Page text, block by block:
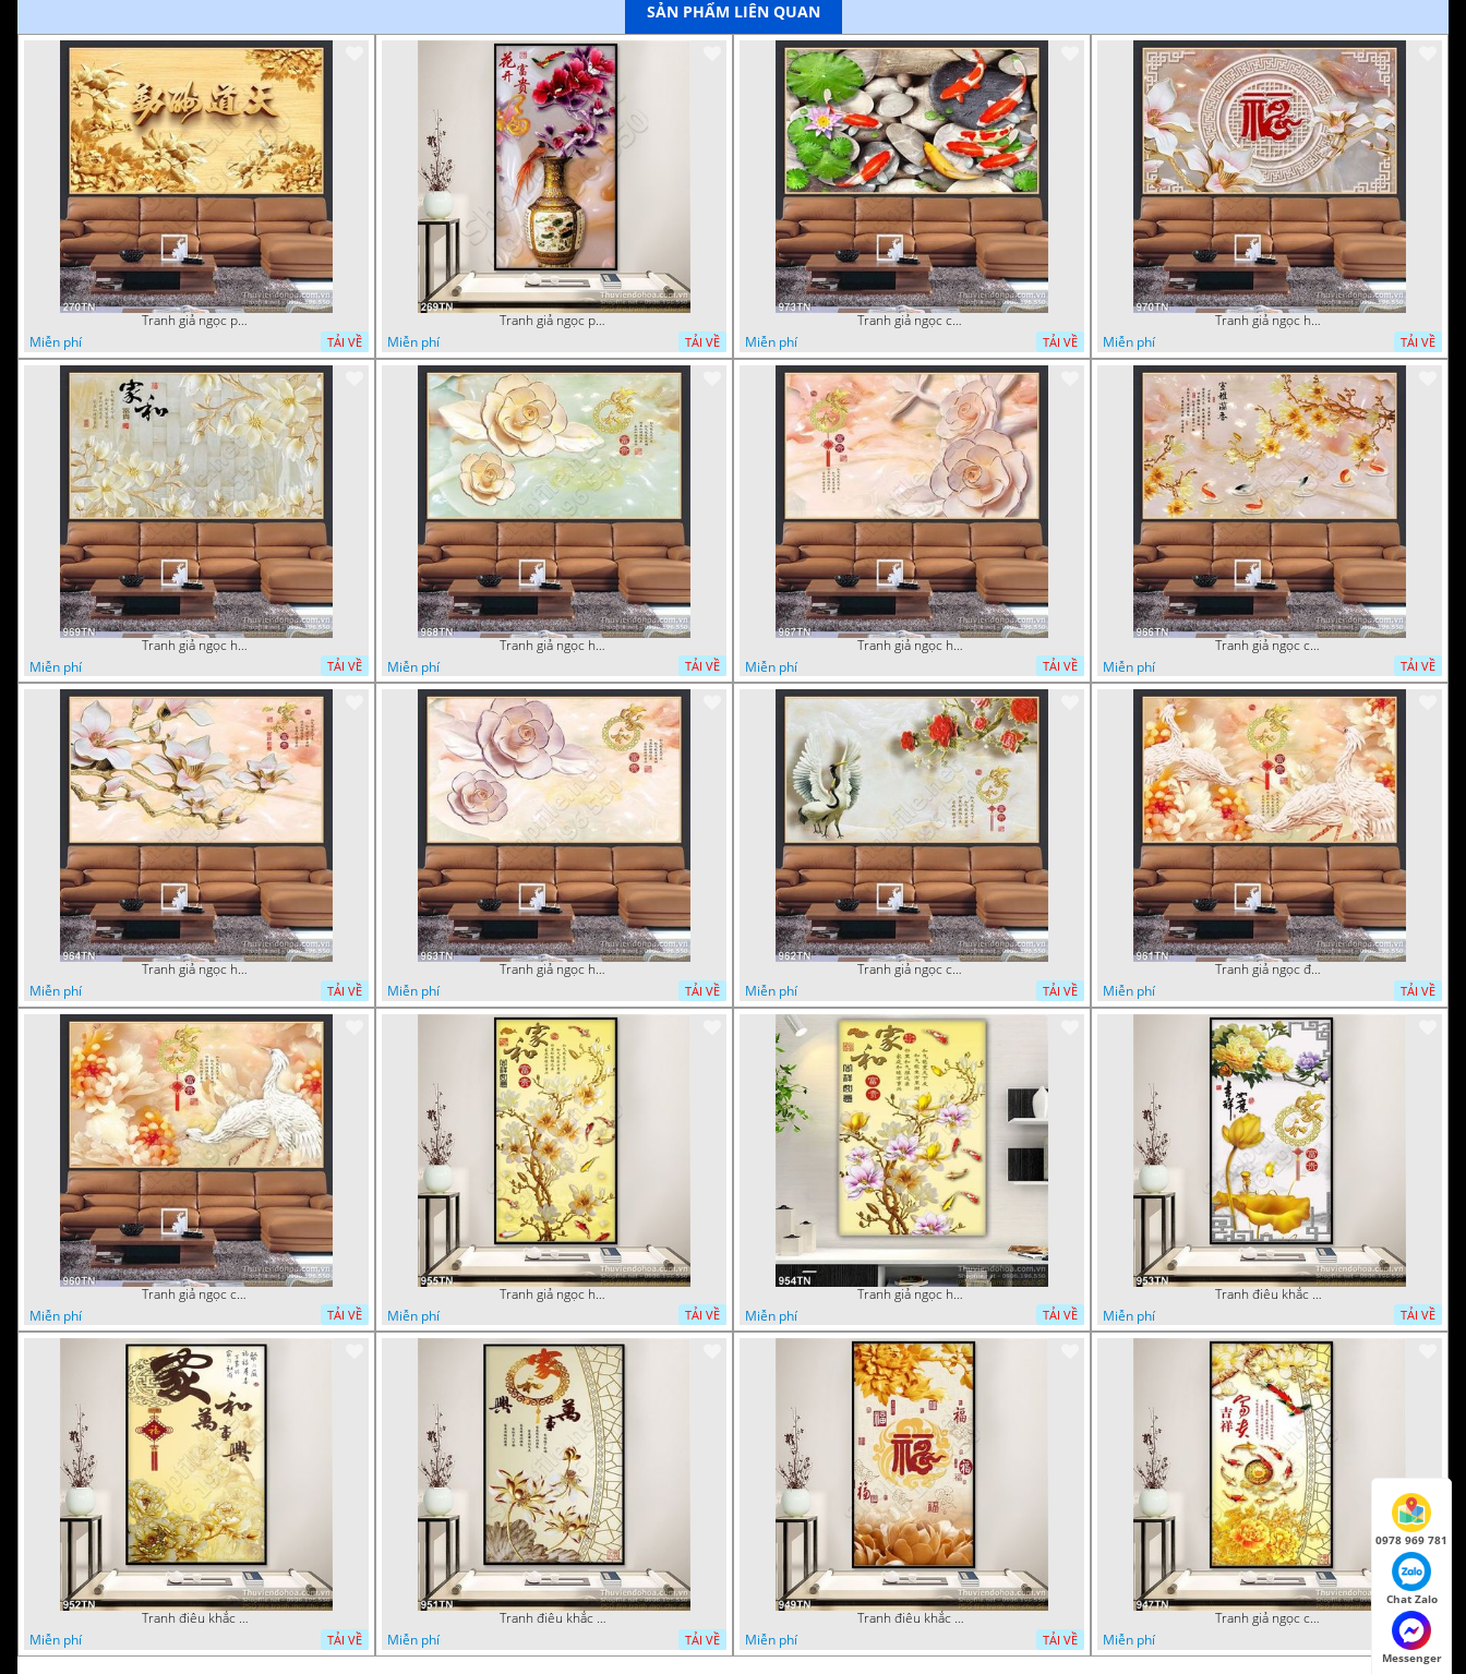
SẢN PHẨM LIÊN QUAN
Tranh giả ngọc phù điêu ấn tượng
Miễn phí
TẢI VỀ
Tranh giả ngọc phù điêu rồng đẹp
Miễn phí
TẢI VỀ
Tranh giả ngọc cá Koi
Miễn phí
TẢI VỀ
Tranh giả ngọc hoa cổ điển
Miễn phí
TẢI VỀ
Tranh giả ngọc hoa nền gạch
Miễn phí
TẢI VỀ
Tranh giả ngọc hoa mai thư pháp
Miễn phí
TẢI VỀ
Tranh giả ngọc hoa mai
Miễn phí
TẢI VỀ
Tranh giả ngọc cá chép và hoa ngọc
Miễn phí
TẢI VỀ
Tranh giả ngọc hoa thư pháp treo tường
Miễn phí
TẢI VỀ
Tranh giả ngọc hoa thư pháp
Miễn phí
TẢI VỀ
Tranh giả ngọc chim hạc và hoa
Miễn phí
TẢI VỀ
Tranh giả ngọc đội hạc và hoa cúc
Miễn phí
TẢI VỀ
Tranh giả ngọc chim hạc và hoa cúc
Miễn phí
TẢI VỀ
Tranh giả ngọc hoa trang trí thư pháp
Miễn phí
TẢI VỀ
Tranh giả ngọc hoa mẫu trang trí
Miễn phí
TẢI VỀ
Tranh điêu khắc hoa mẫu đơn trang trí
Miễn phí
TẢI VỀ
Tranh điêu khắc gỗ hoa mẫu đơn trang trí
Miễn phí
TẢI VỀ
Tranh điêu khắc hoa sen thư pháp
Miễn phí
TẢI VỀ
Tranh điêu khắc gỗ hoa sen và mẫu đơn
Miễn phí
TẢI VỀ
Tranh giả ngọc cá chép và hoa
Miễn phí
TẢI VỀ
0978 969 781
Chat Zalo
Messenger